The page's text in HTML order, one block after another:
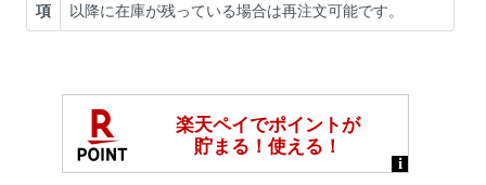
項
以降に在庫が残っている場合は再注文可能です。